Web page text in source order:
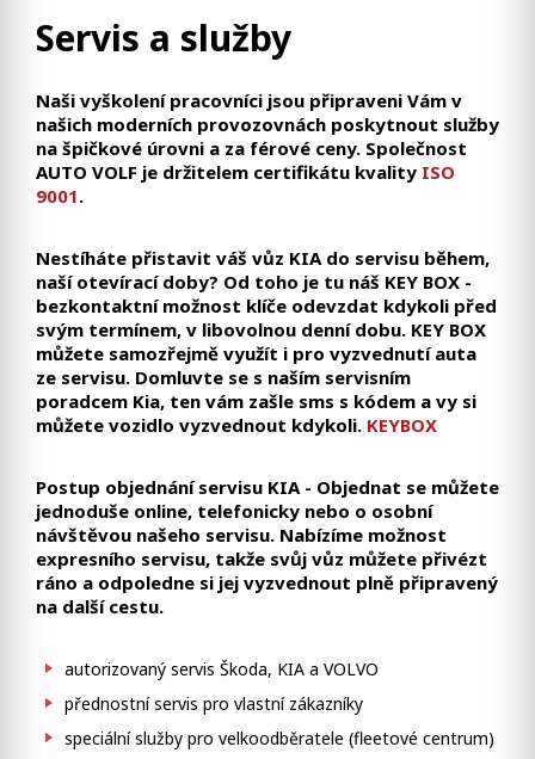
Servis a služby
Naši vyškolení pracovníci jsou připraveni Vám v
našich moderních provozovnách poskytnout služby
na špičkové úrovni a za férové ceny. Společnost
AUTO VOLF je držitelem certifikátu kvality ISO
9001.
Nestíháte přistavit váš vůz KIA do servisu během,
naší otevírací doby? Od toho je tu náš KEY BOX -
bezkontaktní možnost klíče odevzdat kdykoli před
svým termínem, v libovolnou denní dobu. KEY BOX
můžete samozřejmě využít i pro vyzvednutí auta
ze servisu. Domluvte se s naším servisním
poradcem Kia, ten vám zašle sms s kódem a vy si
můžete vozidlo vyzvednout kdykoli. KEYBOX
Postup objednání servisu KIA - Objednat se můžete
jednoduše online, telefonicky nebo o osobní
návštěvou našeho servisu. Nabízíme možnost
expresního servisu, takže svůj vůz můžete přivézt
ráno a odpoledne si jej vyzvednout plně připravený
na další cestu.
autorizovaný servis Škoda, KIA a VOLVO
přednostní servis pro vlastní zákazníky
speciální služby pro velkoodběratele (fleetové centrum)